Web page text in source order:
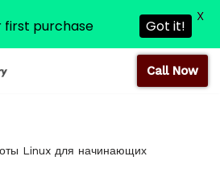
Call Now
Linux для начинающих
first purchase Got it!
X